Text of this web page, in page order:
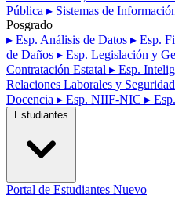
Pública ▸ Sistemas de
Posgrado
▸ Esp. Análisis de Datos ▸ Esp.
de Daños ▸ Esp. Legislación y
Contratación Estatal ▸ Esp.
Relaciones Laborales y
Docencia ▸ Esp. NIIF-NIC ▸
Portal de Estudiantes Nuevo